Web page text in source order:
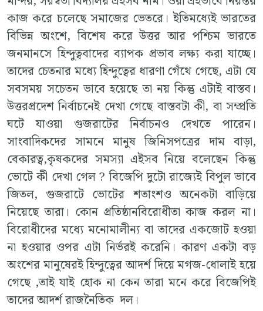
কাজ করে চলেছে সমাজের ভেতরে। ইতিমধ্যেই ভারতের
বিভিন্ন অংশে, বিশেষ করে উত্তর আর পশ্চিম ভারতে
জনমানসে হিন্দুত্ববাদের ব্যাপক প্রভাব লক্ষ্য করা যাচ্ছে।
তাদের চেতনার মধ্যে হিন্দুত্বের ধারণা গেঁথে গেছে, এটা যে
সবসময় সচেতন ভাবে হয়েছে তা নয় কিন্তু এটাই বাস্তব।
উত্তরপ্রদেশ নির্বাচনেই দেখা গেছে বাস্তবটা কী, বা সম্প্রতি
ঘটে যাওয়া গুজরাটের নির্বাচনও দেখতে পারেন।
সাংবাদিকদের সামনে মানুষ জিনিসপত্রের দাম বাড়া,
বেকারত্ব,কৃষকদের সমস্যা এইসব নিয়ে বলেছেন কিন্তু
ভোটে কী দেখা গেল ? বিজেপি দুটো রাজ্যেই বিপুল ভাবে
জিতল, গুজরাটে ভোটের শতাংশও অনেকটা বাড়িয়ে
নিয়েছে তারা। কোন প্রতিষ্ঠানবিরোধীতা কাজ করল না।
বিরোধীদের মধ্যে মনোমালীন্য বা তাদের একজোট হওয়া
না হওয়ার ওপর এটা নির্ভরই করেনি। কারণ একটা বড়
অংশের মানুষেরই হিন্দুত্বের আদর্শ দিয়ে মগজ-ধোলাই হয়ে
গেছে ,তাই যাই হোক না কেন তারা মনে করে বিজেপিই
তাদের আদর্শ রাজনৈতিক দল।